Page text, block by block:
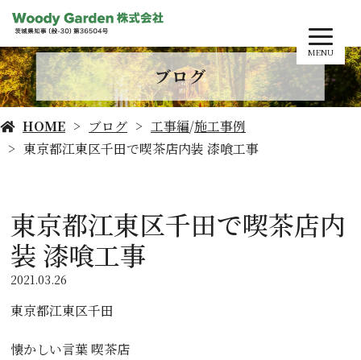
MENU
ブログ
HOME ブログ 工事編/施工事例
東京都江東区千田で喫茶店内装 漆喰工事
東京都江東区千田で喫茶店内
装 漆喰工事
2021.03.26
東京都江東区千田
懐かしい言葉 喫茶店